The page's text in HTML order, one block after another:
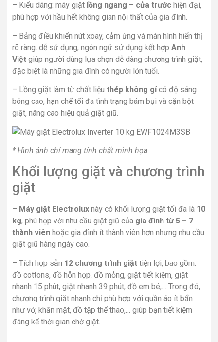
– Kiểu dáng: máy giặt lồng ngang – cửa trước hiện đại,
phù hợp với hầu hết không gian nội thất của gia đình.
– Bảng điều khiển nút xoay, cảm ứng và màn hình hiển thị
rõ ràng, dễ sử dụng, ngôn ngữ sử dụng kết hợp Anh
Việt giúp người dùng lựa chọn dễ dàng chương trình giặt,
đặc biệt là những gia đình có người lớn tuổi.
– Lồng giặt làm từ chất liệu thép không gỉ có độ sáng
bóng cao, hạn chế tối đa tình trạng bám bụi và cặn bột
giặt, nâng cao hiệu quả giặt giũ.
* Hình ảnh chỉ mang tính chất minh họa
Khối lượng giặt và chương trình
giặt
– Máy giặt Electrolux này có khối lượng giặt tối đa là 10
kg, phù hợp với nhu cầu giặt giũ của gia đình từ 5 – 7
thành viên hoặc gia đình ít thành viên hơn nhưng nhu cầu
giặt giũ hàng ngày cao.
– Tích hợp sẵn 12 chương trình giặt tiện lợi, bao gồm:
đồ cottons, đồ hỗn hợp, đồ mỏng, giặt tiết kiệm, giặt
nhanh 15 phút, giặt nhanh 39 phút, đồ em bé,… Trong đó,
chương trình giặt nhanh chỉ phù hợp với quần áo ít bẩn
như vớ, khăn mặt, đồ tập thể thao,… giúp bạn tiết kiệm
đáng kể thời gian chờ giặt.